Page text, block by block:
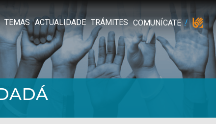
TEMAS ACTUALIDADE TRÁMITES COMUNÍCATE